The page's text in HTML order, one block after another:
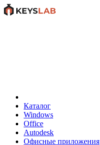
Каталог
Windows
Office
Autodesk
Офисные приложения